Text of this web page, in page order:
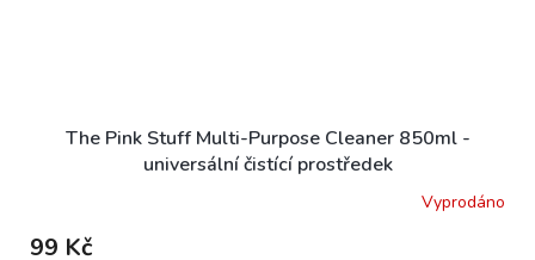
The Pink Stuff Multi-Purpose Cleaner 850ml -
universální čistící prostředek
Vyprodáno
99 Kč